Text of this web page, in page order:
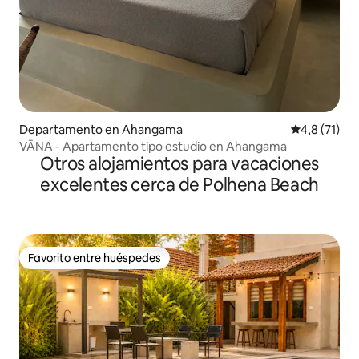
Departamento en Ahangama Calificación
4,8 (71)
VĀNA - Apartamento tipo estudio en Ahangama
Otros alojamientos para vacaciones
excelentes cerca de Polhena Beach
Favorito entre huéspedes
Favorito entre huéspedes